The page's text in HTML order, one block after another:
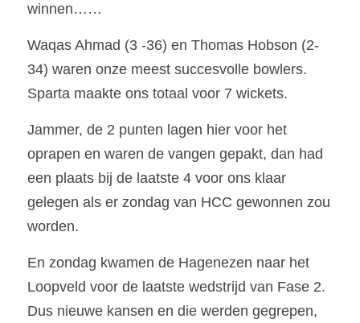
winnen……
Waqas Ahmad (3 -36) en Thomas Hobson (2-
34) waren onze meest succesvolle bowlers.
Sparta maakte ons totaal voor 7 wickets.
Jammer, de 2 punten lagen hier voor het
oprapen en waren de vangen gepakt, dan had
een plaats bij de laatste 4 voor ons klaar
gelegen als er zondag van HCC gewonnen zou
worden.
En zondag kwamen de Hagenezen naar het
Loopveld voor de laatste wedstrijd van Fase 2.
Dus nieuwe kansen en die werden gegrepen,